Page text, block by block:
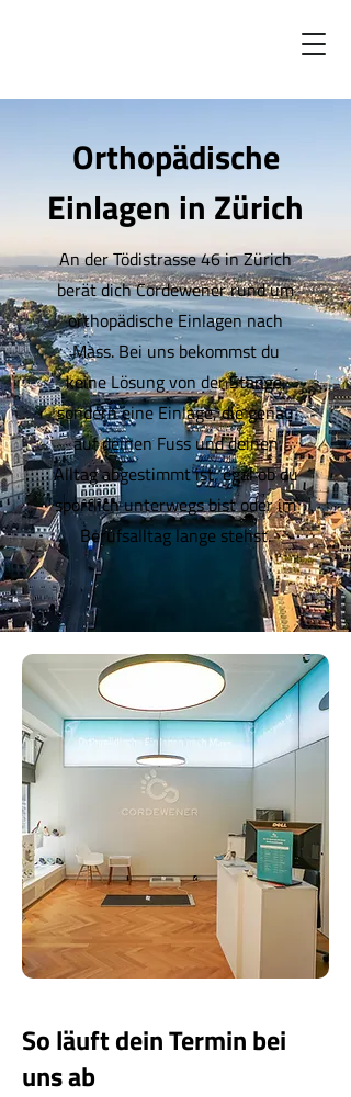
Orthopädische
Einlagen in Zürich
An der Tödistrasse 46 in Zürich
berät dich Cordewener rund um
orthopädische Einlagen nach
Mass. Bei uns bekommst du
keine Lösung von der Stange,
sondern eine Einlage, die genau
auf deinen Fuss und deinen
Alltag abgestimmt ist, egal ob du
sportlich unterwegs bist oder im
Berufsalltag lange stehst.
So läuft dein Termin bei
uns ab